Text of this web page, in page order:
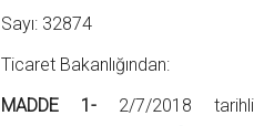
Sayı: 32874
Ticaret Bakanlığından:
MADDE 1-2/7/2018 tarihli